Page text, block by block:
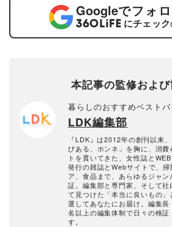
Googleでフォ
にチェック
本記事の監修およ
暮らしのおすすめベストバ
LDK編集部
『LDK』は2012年の創刊以来
びある、ホンネ」を胸に、消
トを貫いてきた、女性誌と
発行の雑誌とWebサイトで、
ア、食品まで、あらゆるジャ
証。編集部と専門家、そして
て見つけた「本当に良いもの
選してあなたにお届け。編集
名以上の編集体制で日々の検
す。